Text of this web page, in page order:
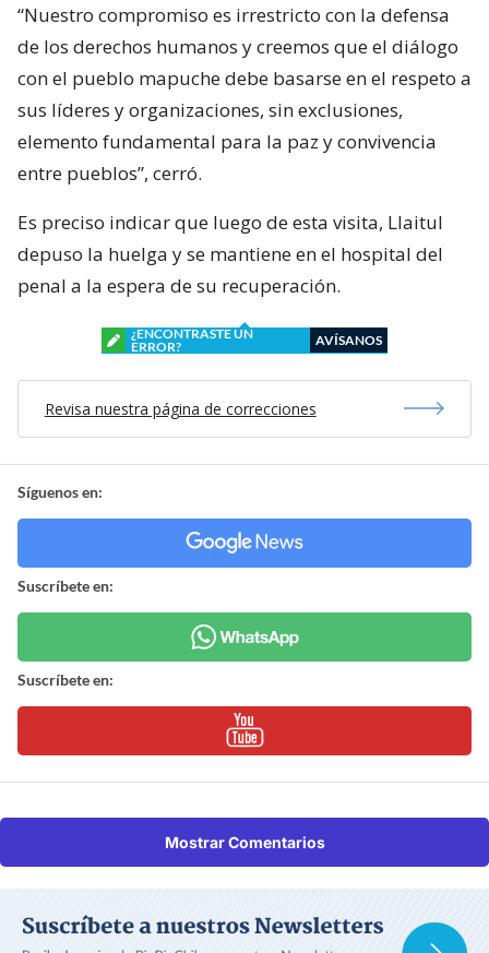
“Nuestro compromiso es irrestricto con la defensa
de los derechos humanos y creemos que el diálogo
con el pueblo mapuche debe basarse en el respeto a
sus líderes y organizaciones, sin exclusiones,
elemento fundamental para la paz y convivencia
entre pueblos”, cerró.
Es preciso indicar que luego de esta visita, Llaitul
depuso la huelga y se mantiene en el hospital del
penal a la espera de su recuperación.
¿ENCONTRASTE UN
ERROR?
AVÍSANOS
Revisa nuestra página de correcciones
Síguenos en:
Suscríbete en:
Suscríbete en:
Mostrar Comentarios